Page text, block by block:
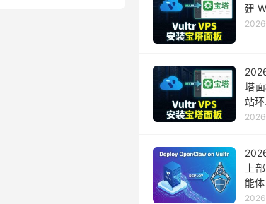
建
塔
站
上
能体